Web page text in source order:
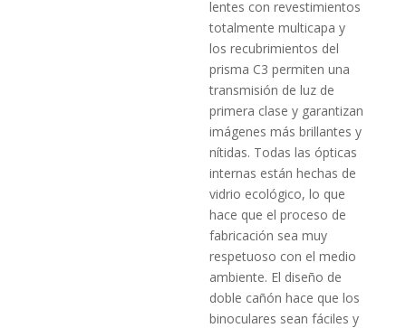
lentes con revestimientos
totalmente multicapa y
los recubrimientos del
prisma C3 permiten una
transmisión de luz de
primera clase y garantizan
imágenes más brillantes y
nítidas. Todas las ópticas
internas están hechas de
vidrio ecológico, lo que
hace que el proceso de
fabricación sea muy
respetuoso con el medio
ambiente. El diseño de
doble cañón hace que los
binoculares sean fáciles y